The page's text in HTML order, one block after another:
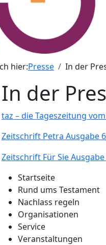
hier:Presse In der
In der
taz – die Tageszeitung
Zeitschrift Petra Ausgabe
Zeitschrift Für Sie Ausgabe
Startseite
Rund ums Testament
Nachlass regeln
Organisationen
Service
Veranstaltungen